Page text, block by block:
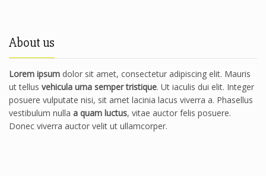
About us
Lorem ipsum dolor sit amet, consectetur adipiscing elit. Mauris
ut tellus vehicula urna semper tristique. Ut iaculis dui elit. Integer
posuere vulputate nisi, sit amet lacinia lacus viverra a. Phasellus
vestibulum nulla a quam luctus, vitae auctor felis posuere.
Donec viverra auctor velit ut ullamcorper.